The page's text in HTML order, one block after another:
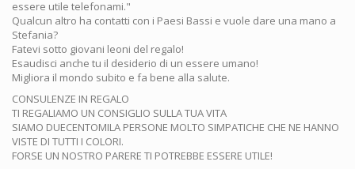
essere utile telefonami."
Qualcun altro ha contatti con i Paesi Bassi e vuole dare una mano a
Stefania?
Fatevi sotto giovani leoni del regalo!
Esaudisci anche tu il desiderio di un essere umano!
Migliora il mondo subito e fa bene alla salute.
CONSULENZE IN REGALO
TI REGALIAMO UN CONSIGLIO SULLA TUA VITA
SIAMO DUECENTOMILA PERSONE MOLTO SIMPATICHE CHE NE HANNO
VISTE DI TUTTI I COLORI.
FORSE UN NOSTRO PARERE TI POTREBBE ESSERE UTILE!